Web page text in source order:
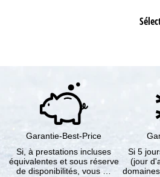
Garantie-Best-Price
Si, à prestations incluses
équivalentes et sous réserve
de disponibilités, vous …
Si 5
(jour